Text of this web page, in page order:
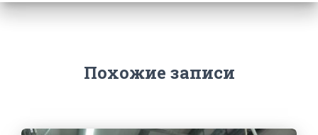
Похожие записи